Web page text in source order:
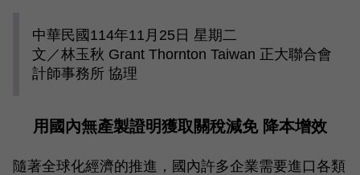
中華民國114年11月25日 星期二
文／林玉秋 Grant Thornton Taiwan 正大聯合會
計師事務所 協理
用國內無產製證明獲取關稅減免 降本增效
隨著全球化經濟的推進，國內許多企業需要進口各類